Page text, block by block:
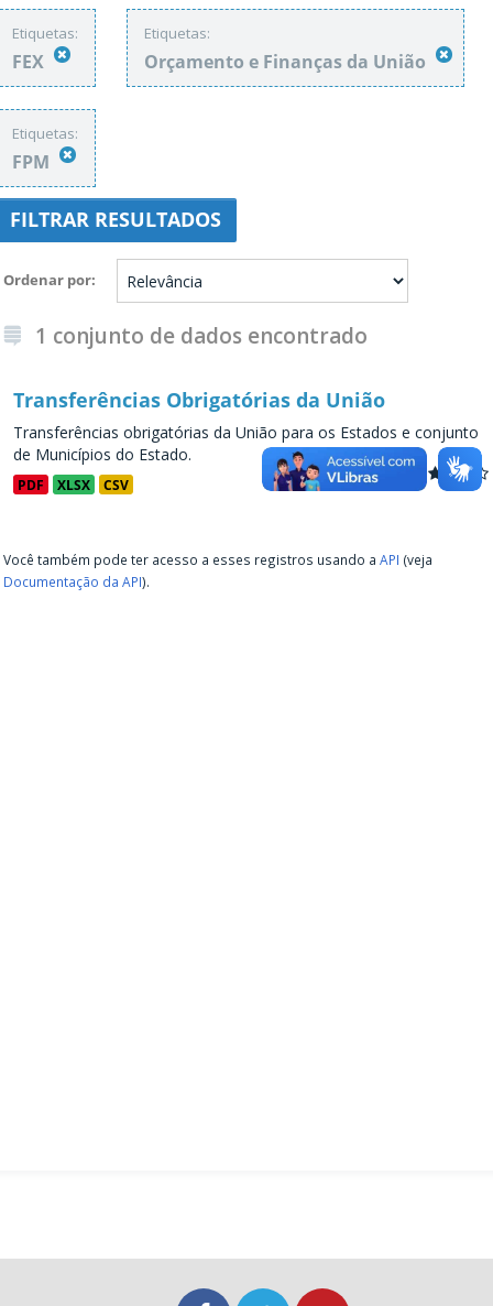
Etiquetas:
FEX
Etiquetas:
Orçamento e Finanças da União
Etiquetas:
FPM
FILTRAR RESULTADOS
Ordenar por
1 conjunto de dados encontrado
Transferências Obrigatórias da União
Transferências obrigatórias da União para os Estados e conjunto
de Municípios do Estado.
PDF XLSX CSV
Você também pode ter acesso a esses registros usando a API (veja
Documentação da API).